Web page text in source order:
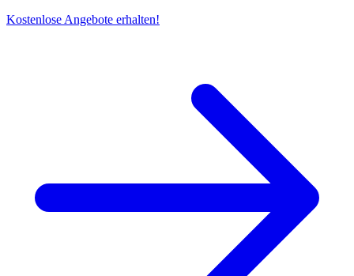
Kostenlose Angebote erhalten!